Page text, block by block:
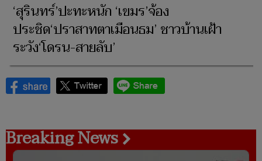
‘สุรินทร์’ปะทะหนัก ‘เขมร’จ้อง
ประชิด‘ปราสาทตาเมือนธม’ ชาวบ้านเฝ้า
ระวัง‘โดรน-สายลับ’
Breaking News